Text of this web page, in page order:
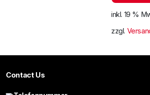
inkl. 19 %
zzgl.
Contact Us